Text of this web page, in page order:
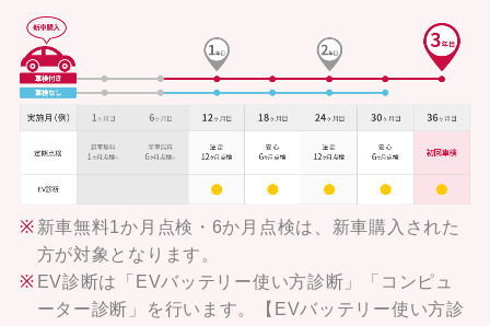
新車無料1か月点検・6か月点検は、新車購入された
方が対象となります。
EV診断は「EVバッテリー使い方診断」「コンピュ
ーター診断」を行います。【EVバッテリー使い方診